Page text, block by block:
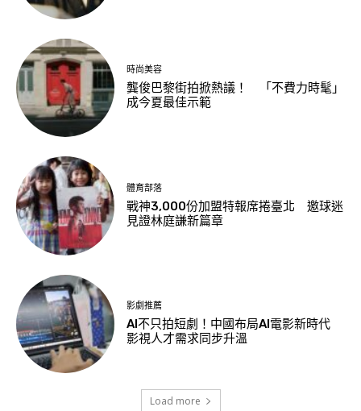
時尚美容
龔俊巴黎街拍掀熱議！ 「不費力時髦」
成今夏最佳示範
體育部落
戰神3,000份加盟特報席捲臺北 邀球迷
見證林庭謙新篇章
影劇推薦
AI不只拍短劇！中國布局AI電影新時代
影視人才需求同步升溫
Load more